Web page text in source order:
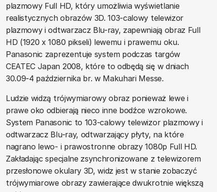
plazmowy Full HD, który umożliwia wyświetlanie
realistycznych obrazów 3D. 103-calowy telewizor
plazmowy i odtwarzacz Blu-ray, zapewniają obraz Full
HD (1920 x 1080 pikseli) lewemu i prawemu oku.
Panasonic zaprezentuje system podczas targów
CEATEC Japan 2008, które to odbędą się w dniach
30.09-4 października br. w Makuhari Messe.
Ludzie widzą trójwymiarowy obraz ponieważ lewe i
prawe oko odbierają nieco inne bodźce wzrokowe.
System Panasonic to 103-calowy telewizor plazmowy i
odtwarzacz Blu-ray, odtwarzający płyty, na które
nagrano lewo- i prawostronne obrazy 1080p Full HD.
Zakładając specjalne zsynchronizowane z telewizorem
przesłonowe okulary 3D, widz jest w stanie zobaczyć
trójwymiarowe obrazy zawierające dwukrotnie większą